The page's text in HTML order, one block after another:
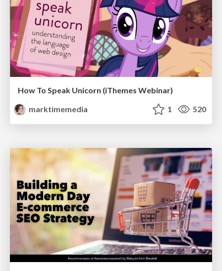
How To Speak Unicorn (iThemes Webinar)
marktimemedia
1 520